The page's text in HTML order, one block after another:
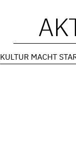
KULTUR MACHT